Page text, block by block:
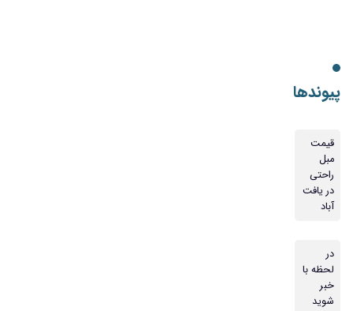
پیوندها
قیمت
مبل
راحتی
در یافت
آباد
در
لحظه با
خبر
شوید